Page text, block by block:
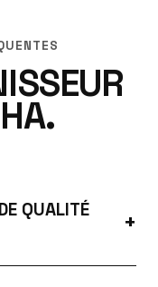
QUALITÉ